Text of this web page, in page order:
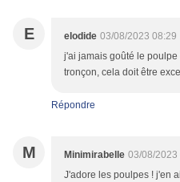
E elodide 03/08/2023 08:29
j'ai jamais goûté le
tronçon, cela doit être
Répondre
M Minimirabelle 03/08/2023
J'adore les poulpes ! j'en